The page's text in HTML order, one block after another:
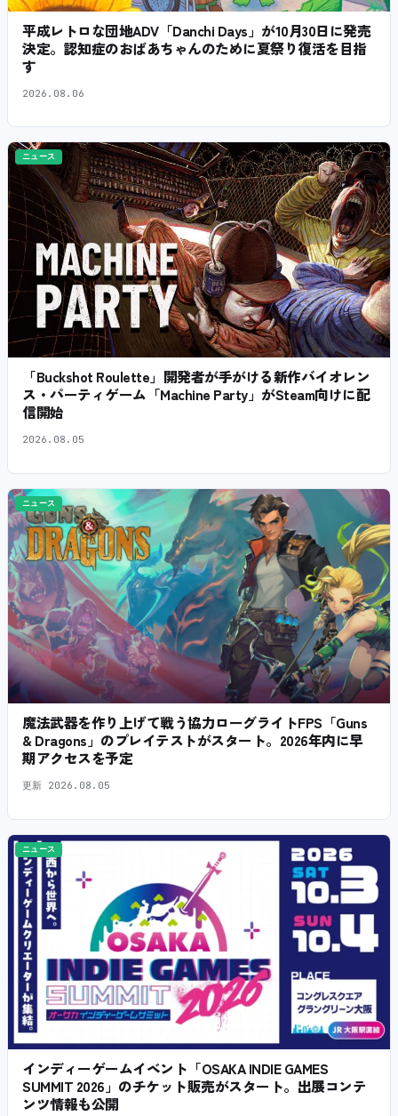
平成レトロな団地ADV「Danchi Days」が10月30日に発売
決定。認知症のおばあちゃんのために夏祭り復活を目指
す
2026.08.06
ニュース
「Buckshot Roulette」開発者が手がける新作バイオレン
ス・パーティゲーム「Machine Party」がSteam向けに配
信開始
2026.08.05
ニュース
魔法武器を作り上げて戦う協力ローグライトFPS「Guns
& Dragons」のプレイテストがスタート。2026年内に早
期アクセスを予定
更新 2026.08.05
ニュース
インディーゲームイベント「OSAKA INDIE GAMES
SUMMIT 2026」のチケット販売がスタート。出展コンテ
ンツ情報も公開